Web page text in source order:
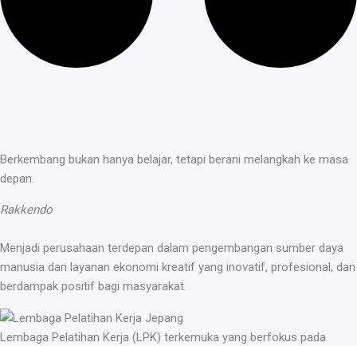
Berkembang bukan hanya belajar, tetapi berani melangkah ke masa
depan.
Rakkendo
Menjadi perusahaan terdepan dalam pengembangan sumber daya
manusia dan layanan ekonomi kreatif yang inovatif, profesional, dan
berdampak positif bagi masyarakat.
Lembaga Pelatihan Kerja (LPK) terkemuka yang berfokus pada